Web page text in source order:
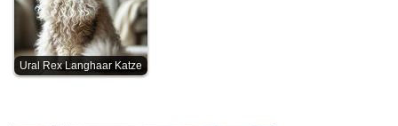
Ural Rex Langhaar Katze